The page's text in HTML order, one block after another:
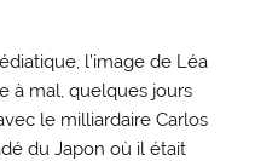
l’image de Léa
à mal, quelques jours
le milliardaire Carlos
du Japon où il était